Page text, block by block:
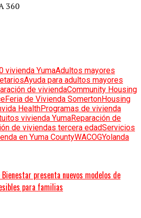
360
vivienda YumaAdultos mayores
Ayuda para adultos mayores
de viviendaCommunity Housing
Feria de Vivienda SomertonHousing
HealthProgramas de vivienda
vivienda YumaReparación de
de viviendas tercera edadServicios
en Yuma CountyWACOGYolanda
presenta nuevos modelos de
para familias